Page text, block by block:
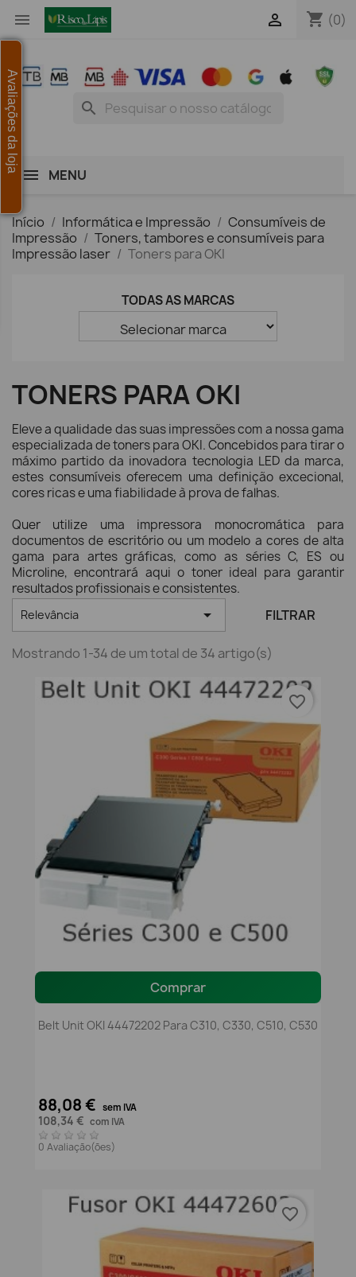
 shopping_cart (0)

search
MENU
Início Informática e Impressão
Consumíveis de
Impressão
Toners, tambores e consumíveis para
Impressão laser
Toners para OKI
TODAS AS MARCAS
TONERS PARA OKI
Eleve a qualidade das suas impressões com a nossa gama
especializada de toners para OKI. Concebidos para tirar o
máximo partido da inovadora tecnologia LED da marca,
estes consumíveis oferecem uma definição excecional,
cores ricas e uma fiabilidade à prova de falhas.
Quer utilize uma impressora monocromática para
documentos de escritório ou um modelo a cores de alta
gama para artes gráficas, como as séries C, ES ou
Microline, encontrará aqui o toner ideal para garantir
resultados profissionais e consistentes.
Relevância  FILTRAR
Mostrando 1-34 de um total de 34 artigo(s)
Comprar
Belt Unit OKI 44472202 Para C310, C330, C510, C530
88,08 € sem IVA
108,34 € com IVA
0 Avaliação(ões)
favorite_border
favorite_border
Avaliações da loja